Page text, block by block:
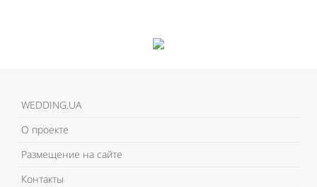
WEDDING.UA
О проекте
Размещение на сайте
Контакты